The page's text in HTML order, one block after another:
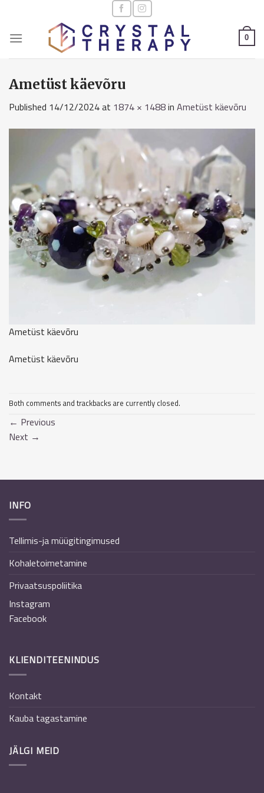
content
0
Ametüst käevõru
Published 14/12/2024at 1874 × 1488in Ametüst käevõru
Ametüst käevõru
Ametüst käevõru
Both comments and trackbacks are currently closed.
← Previous
Next →
INFO
Tellimis-ja müügitingimused
Kohaletoimetamine
Privaatsuspoliitika
Instagram
Facebook
KLIENDITEENINDUS
Kontakt
Kauba tagastamine
JÄLGI MEID